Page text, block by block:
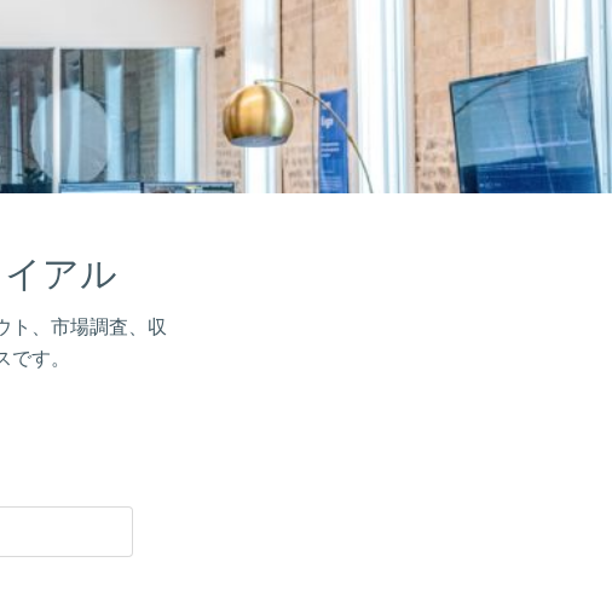
アル
ト、市場調査、収
す。